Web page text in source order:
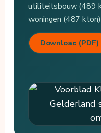
utiliteitsbouw (489
woningen (487 kton).
Download (PDF)